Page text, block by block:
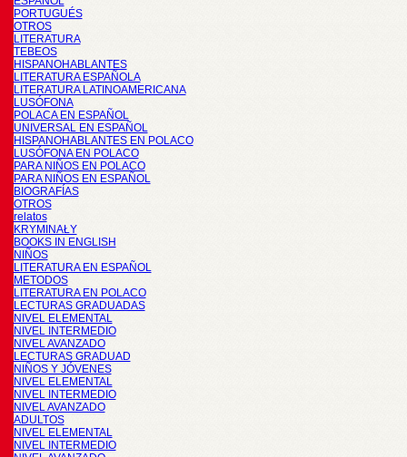
PORTUGUÉS
OTROS
LITERATURA
TEBEOS
HISPANOHABLANTES
LITERATURA ESPAÑOLA
LITERATURA LATINOAMERICANA
LUSÓFONA
POLACA EN ESPAÑOL
UNIVERSAL EN ESPAÑOL
HISPANOHABLANTES EN POLACO
LUSÓFONA EN POLACO
PARA NIÑOS EN POLACO
PARA NIÑOS EN ESPAÑOL
BIOGRAFÍAS
OTROS
relatos
KRYMINAŁY
BOOKS IN ENGLISH
NIÑOS
LITERATURA EN ESPAÑOL
METODOS
LITERATURA EN POLACO
LECTURAS GRADUADAS
NIVEL ELEMENTAL
NIVEL INTERMEDIO
NIVEL AVANZADO
LECTURAS GRADUAD
NIÑOS Y JÓVENES
NIVEL ELEMENTAL
NIVEL INTERMEDIO
NIVEL AVANZADO
ADULTOS
NIVEL ELEMENTAL
NIVEL INTERMEDIO